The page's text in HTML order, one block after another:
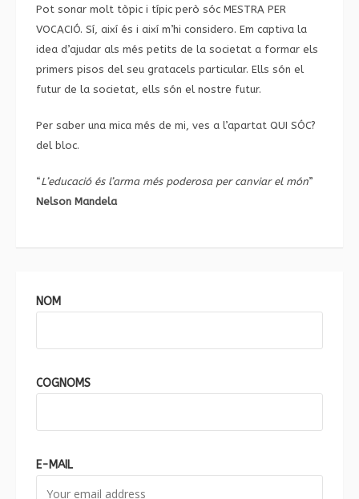
Pot sonar molt tòpic i típic però sóc MESTRA PER
VOCACIÓ. Sí, així és i així m’hi considero. Em captiva la
idea d’ajudar als més petits de la societat a formar els
primers pisos del seu gratacels particular. Ells són el
futur de la societat, ells són el nostre futur.
Per saber una mica més de mi, ves a l’apartat QUI SÓC?
del bloc.
“L’educació és l’arma més poderosa per canviar el món”
Nelson Mandela
NOM
COGNOMS
E-MAIL